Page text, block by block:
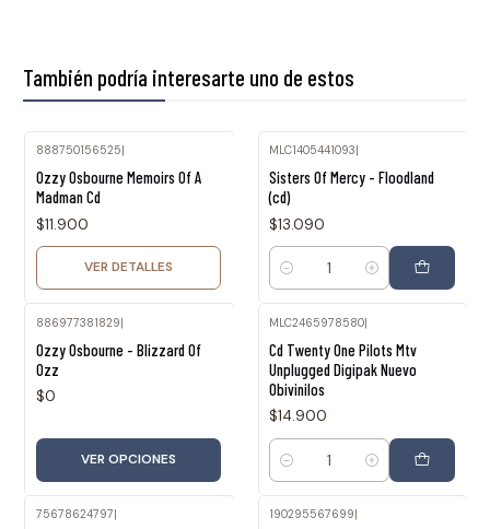
También podría interesarte uno de estos
888750156525|
Ozzy Osbourne Memoirs Of A
Madman Cd
$11.900
VER DETALLES
MLC1405441093|
Sisters Of Mercy - Floodland
(cd)
$13.090
Cantidad
886977381829|
Ozzy Osbourne - Blizzard Of
Ozz
$0
VER OPCIONES
MLC2465978580|
Cd Twenty One Pilots Mtv
Unplugged Digipak Nuevo
Obivinilos
$14.900
Cantidad
75678624797 190295567699